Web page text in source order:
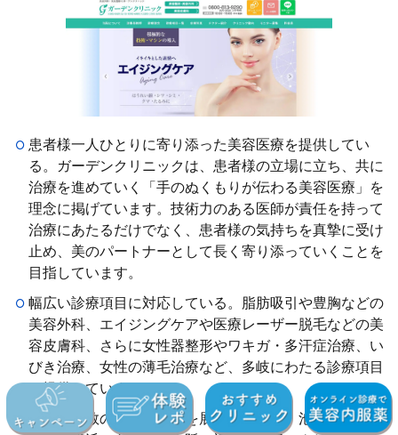
患者様一人ひとりに寄り添った美容医療を提供してい
る。ガーデンクリニックは、患者様の立場に立ち、共に
治療を進めていく「手のぬくもりが伝わる美容医療」を
理念に掲げています。技術力のある医師が責任を持って
治療にあたるだけでなく、患者様の気持ちを真摯に受け
止め、美のパートナーとして長く寄り添っていくことを
目指しています。
幅広い診療項目に対応している。脂肪吸引や豊胸などの
美容外科、エイジングケアや医療レーザー脱毛などの美
容皮膚科、さらに女性器整形やワキガ・多汗症治療、い
びき治療、女性の薄毛治療など、多岐にわたる診療項目
を提供しています。
全国に複数のクリニックを展開している。池袋、新宿、